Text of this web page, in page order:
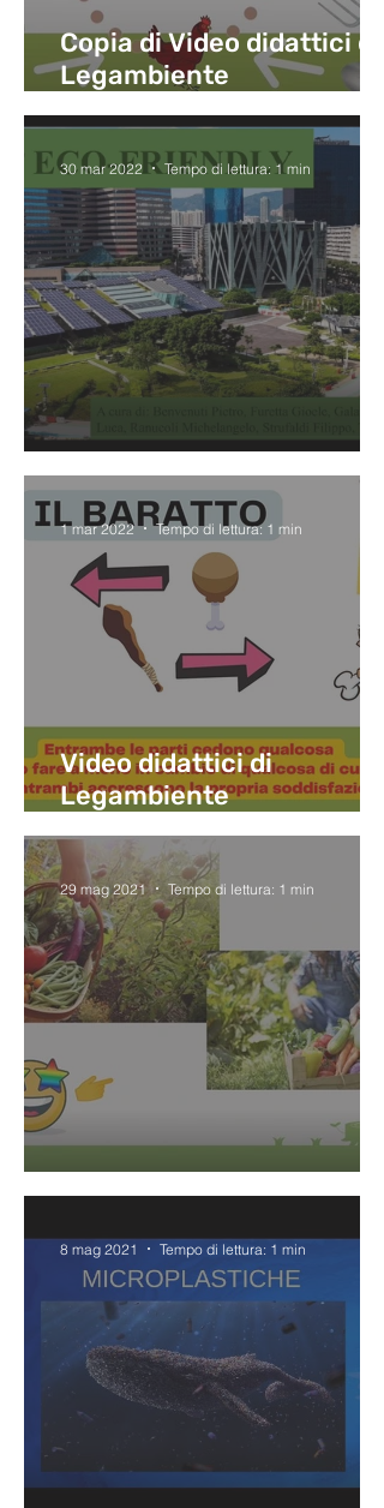
Copia di Video didattici di
Legambiente
sull'economia. Pt 3 la
Città eco-friendly
30 mar 2022 Tempo di lettura: 1 min
Video didattici di
Legambiente
sull'economia. Pt1:
Introduzione alla storia
della moneta e baratto
1 mar 2022 Tempo di lettura: 1 min
Orto a scuola
29 mag 2021 Tempo di lettura: 1 min
8 mag 2021 Tempo di lettura: 1 min